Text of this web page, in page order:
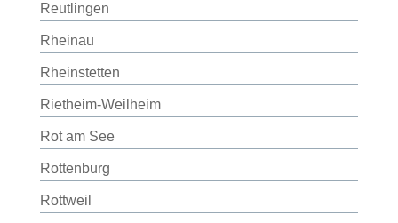
Reutlingen
Rheinau
Rheinstetten
Rietheim-Weilheim
Rot am See
Rottenburg
Rottweil